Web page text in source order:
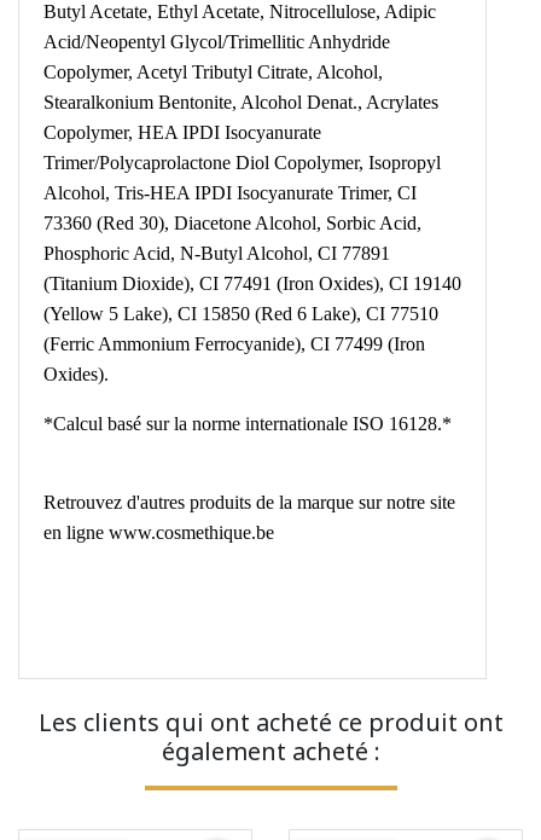
Butyl Acetate, Ethyl Acetate, Nitrocellulose, Adipic
Acid/Neopentyl Glycol/Trimellitic Anhydride
Copolymer, Acetyl Tributyl Citrate, Alcohol,
Stearalkonium Bentonite, Alcohol Denat., Acrylates
Copolymer, HEA IPDI Isocyanurate
Trimer/Polycaprolactone Diol Copolymer, Isopropyl
Alcohol, Tris-HEA IPDI Isocyanurate Trimer, CI
73360 (Red 30), Diacetone Alcohol, Sorbic Acid,
Phosphoric Acid, N-Butyl Alcohol, CI 77891
(Titanium Dioxide), CI 77491 (Iron Oxides), CI 19140
(Yellow 5 Lake), CI 15850 (Red 6 Lake), CI 77510
(Ferric Ammonium Ferrocyanide), CI 77499 (Iron
Oxides).
*Calcul basé sur la norme internationale ISO 16128.*
Retrouvez d'autres produits de la marque sur notre site
en ligne www.cosmethique.be
Les clients qui ont acheté ce produit ont
également acheté :